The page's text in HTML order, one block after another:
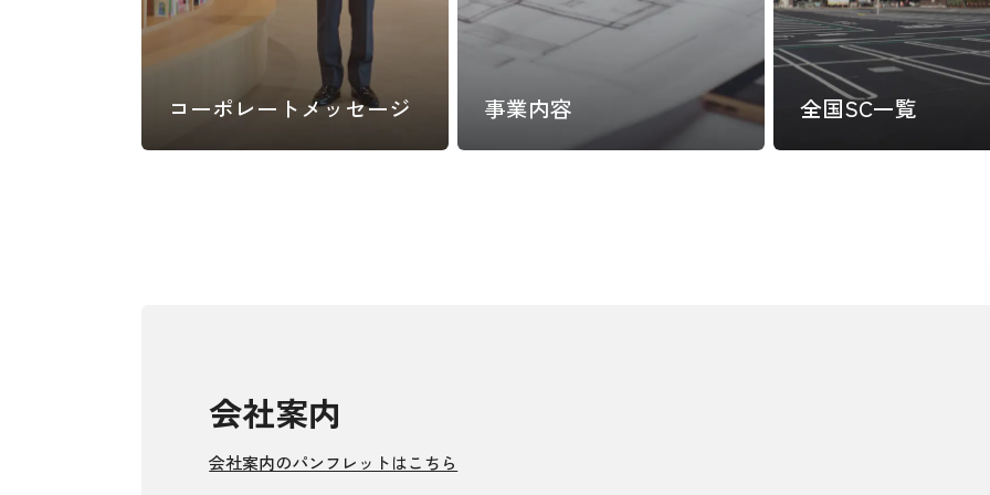
コーポレートメッセージ 事業内容 全国SC一覧
会社案内
会社案内のパンフレットはこちら